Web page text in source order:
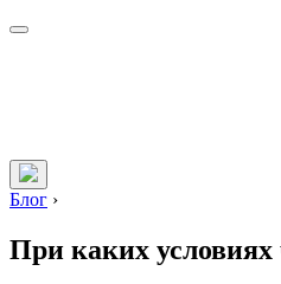
Блог ›
При каких условиях